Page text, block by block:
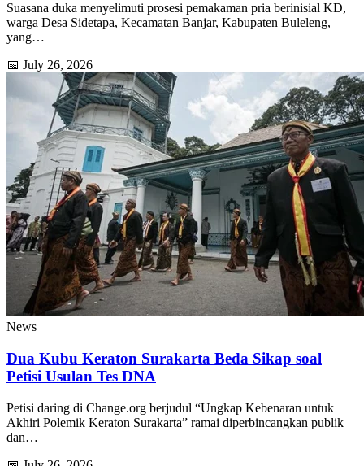
Suasana duka menyelimuti prosesi pemakaman pria berinisial KD,
warga Desa Sidetapa, Kecamatan Banjar, Kabupaten Buleleng,
yang…
📅 July 26, 2026
News
Dua Kubu Keraton Surakarta Beda Sikap soal
Petisi Usulan Tes DNA
Petisi daring di Change.org berjudul “Ungkap Kebenaran untuk
Akhiri Polemik Keraton Surakarta” ramai diperbincangkan publik
dan…